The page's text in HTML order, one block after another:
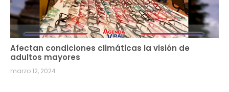
Afectan condiciones climáticas la visión de
adultos mayores
marzo 12, 2024